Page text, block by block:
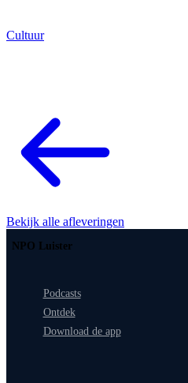
Cultuur
Bekijk alle afleveringen
NPO Luister
Podcasts
Ontdek
Download de app